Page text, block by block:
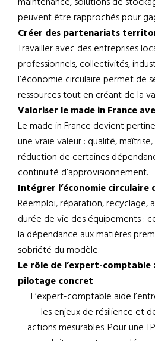
peuvent être rapprochés pour
Créer des partenariats
Travailler avec des entreprises
professionnels, collectivités,
l’économie circulaire permet de
ressources tout en créant de la
Valoriser le made in France
Le made in France devient
une vraie valeur : qualité,
réduction de certaines
continuité d’approvisionnement.
Intégrer l’économie circulaire
Réemploi, réparation, recyclage,
durée de vie des équipements :
la dépendance aux matières
sobriété du modèle.
Le rôle de l’expert-comptable
pilotage concret
L’expert-comptable aide
les enjeux de résilience et
actions mesurables. Pour une